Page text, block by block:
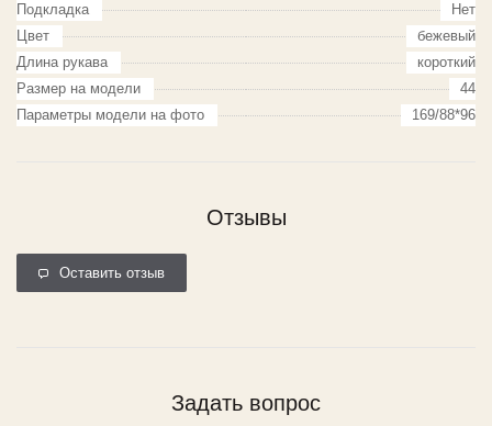
Подкладка
Нет
Цвет
бежевый
Длина рукава
короткий
Размер на модели
44
Параметры модели на фото
169/88*96
Отзывы
Оставить отзыв
Задать вопрос